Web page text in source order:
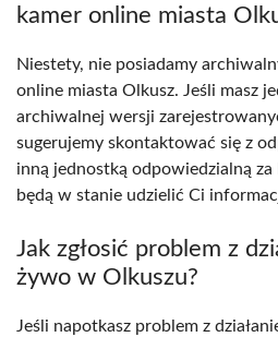
kamer online miasta
Niestety, nie posiadamy
online miasta Olkusz. Jeśli masz
archiwalnej wersji
sugerujemy skontaktować się z
inną jednostką odpowiedzialną za
będą w stanie udzielić Ci
Jak zgłosić problem z
żywo w Olkuszu?
Jeśli napotkasz problem z